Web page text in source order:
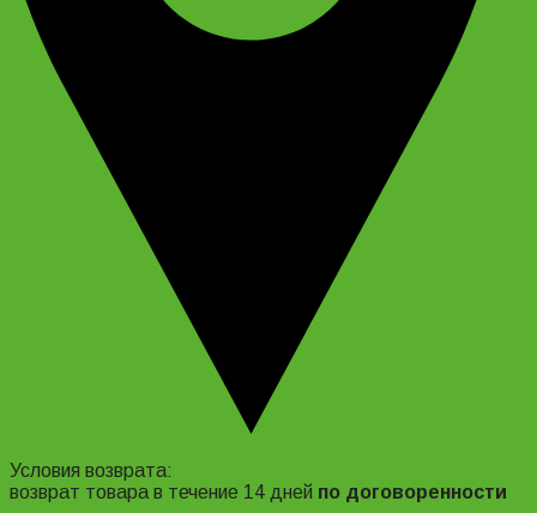
Условия возврата:
возврат товара в течение 14 дней по договоренности